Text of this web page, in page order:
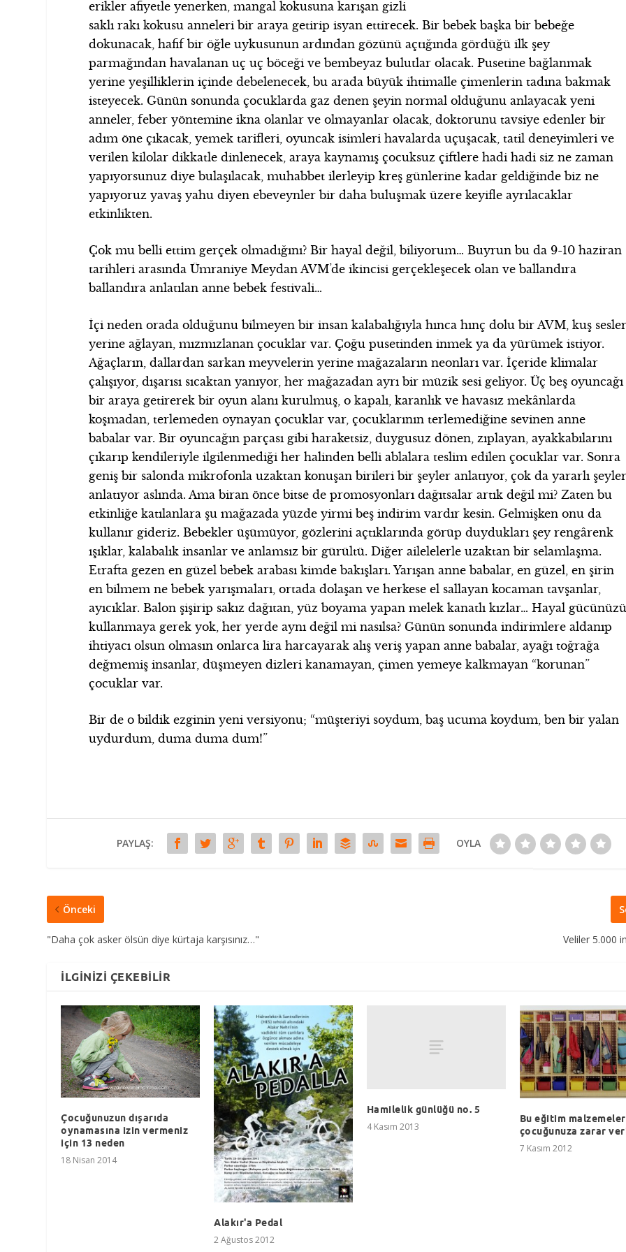
erikler afiyetle yenerken, mangal kokusuna karışan gizli
saklı rakı kokusu anneleri bir araya getirip isyan ettirecek. Bir bebek başka bir bebeğe
dokunacak, hafif bir öğle uykusunun ardından gözünü açtığında gördüğü ilk şey
parmağından havalanan uç uç böceği ve bembeyaz bulutlar olacak. Pusetine bağlanmak
yerine yeşilliklerin içinde debelenecek, bu arada büyük ihtimalle çimenlerin tadına bakmak
isteyecek. Günün sonunda çocuklarda gaz denen şeyin normal olduğunu anlayacak yeni
anneler, feber yöntemine ikna olanlar ve olmayanlar olacak, doktorunu tavsiye edenler bir
adım öne çıkacak, yemek tarifleri, oyuncak isimleri havalarda uçuşacak, tatil deneyimleri ve
verilen kilolar dikkatle dinlenecek, araya kaynamış çocuksuz çiftlere hadi hadi siz ne zaman
yapıyorsunuz diye bulaşılacak, muhabbet ilerleyip kreş günlerine kadar geldiğinde biz ne
yapıyoruz yavaş yahu diyen ebeveynler bir daha buluşmak üzere keyifle ayrılacaklar
etkinlikten.
Çok mu belli ettim gerçek olmadığını? Bir hayal değil, biliyorum… Buyrun bu da 9-10 haziran
tarihleri arasında Ümraniye Meydan AVM’de ikincisi gerçekleşecek olan ve ballandıra
ballandıra anlatılan anne bebek festivali…
İçi neden orada olduğunu bilmeyen bir insan kalabalığıyla hınca hınç dolu bir AVM, kuş
yerine ağlayan, mızmızlanan çocuklar var. Çoğu pusetinden inmek ya da yürümek istiyor.
Ağaçların, dallardan sarkan meyvelerin yerine mağazaların neonları var. İçeride klimalar
çalışıyor, dışarısı sıcaktan yanıyor, her mağazadan ayrı bir müzik sesi geliyor. Üç beş oyuncağı
bir araya getirerek bir oyun alanı kurulmuş, o kapalı, karanlık ve havasız mekânlarda
koşmadan, terlemeden oynayan çocuklar var, çocuklarının terlemediğine sevinen anne
babalar var. Bir oyuncağın parçası gibi haraketsiz, duygusuz dönen, zıplayan, ayakkabılarını
çıkarıp kendileriyle ilgilenmediği her halinden belli ablalara teslim edilen çocuklar var. Sonra
geniş bir salonda mikrofonla uzaktan konuşan birileri bir şeyler anlatıyor, çok da yararlı şeyler
anlatıyor aslında. Ama biran önce bitse de promosyonları dağıtsalar artık değil mi? Zaten bu
etkinliğe katılanlara şu mağazada yüzde yirmi beş indirim vardır kesin. Gelmişken onu da
kullanır gideriz. Bebekler üşümüyor, gözlerini açtıklarında görüp duydukları şey rengârenk
ışıklar, kalabalık insanlar ve anlamsız bir gürültü. Diğer ailelelerle uzaktan bir selamlaşma.
Etrafta gezen en güzel bebek arabası kimde bakışları. Yarışan anne babalar, en güzel, en şirin
en bilmem ne bebek yarışmaları, ortada dolaşan ve herkese el sallayan kocaman tavşanlar,
ayıcıklar. Balon şişirip sakız dağıtan, yüz boyama yapan melek kanatlı kızlar… Hayal gücünüzü
kullanmaya gerek yok, her yerde aynı değil mi nasılsa? Günün sonunda indirimlere aldanıp
ihtiyacı olsun olmasın onlarca lira harcayarak alış veriş yapan anne babalar, ayağı toğrağa
değmemiş insanlar, düşmeyen dizleri kanamayan, çimen yemeye kalkmayan “korunan”
çocuklar var.
Bir de o bildik ezginin yeni versiyonu; “müşteriyi soydum, baş ucuma koydum, ben bir yalan
uydurdum, duma duma dum!”
PAYLAŞ: OYLA
Önceki
"Daha çok asker ölsün diye kürtaja karşısınız…" Veliler 5.000
İLGINIZI ÇEKEBILIR
Çocuğunuzun dışarıda
oynamasına izin vermeniz
için 13 neden
18 Nisan 2014
Alakır'a Pedal
2 Ağustos 2012
Hamilelik günlüğü no. 5
4 Kasım 2013
Bu eğitim
çocuğunuza zarar
7 Kasım 2012